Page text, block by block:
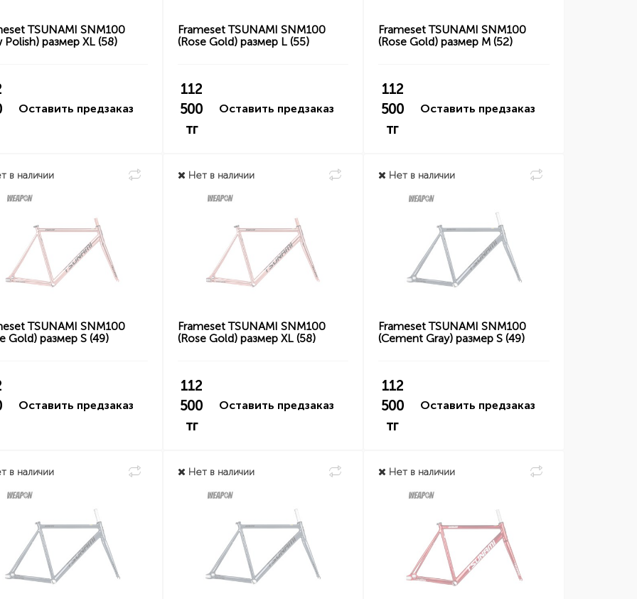
TSUNAMI SNM100
Polish) размер XL (58)
Оставить предзаказ
Frameset TSUNAMI SNM100
(Rose Gold) размер L (55)
112
500
тг
Оставить предзаказ
Frameset TSUNAMI SNM100
(Rose Gold) размер M (52)
112
500
тг
Оставить предзаказ
в наличии
TSUNAMI SNM100
Gold) размер S (49)
Оставить предзаказ
Нет в наличии
Frameset TSUNAMI SNM100
(Rose Gold) размер XL (58)
112
500
тг
Оставить предзаказ
Нет в наличии
Frameset TSUNAMI SNM100
(Cement Gray) размер S (49)
112
500
тг
Оставить предзаказ
в наличии Нет в наличии Нет в наличии